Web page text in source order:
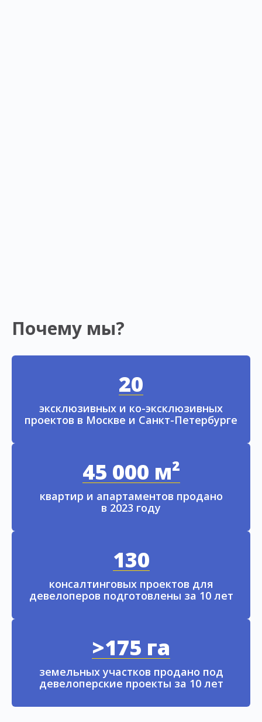
Почему мы?
20
эксклюзивных и ко-эксклюзивных
проектов в Москве и Санкт-Петербурге
45 000 м²
квартир и апартаментов продано
в 2023 году
130
консалтинговых проектов для
девелоперов подготовлены за 10 лет
>175 га
земельных участков продано под
девелоперские проекты за 10 лет